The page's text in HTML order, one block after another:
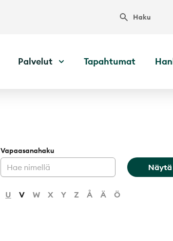
Haku
Palvelut Tapahtumat
Vapaasanahaku
U V W X Y Z Å Ä Ö